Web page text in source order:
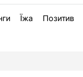
Їжа Позитив